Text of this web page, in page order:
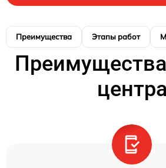
Преимущества Этапы работ
центра